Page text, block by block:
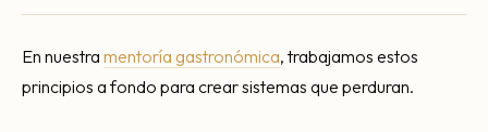
En nuestra mentoría gastronómica, trabajamos estos
principios a fondo para crear sistemas que perduran.